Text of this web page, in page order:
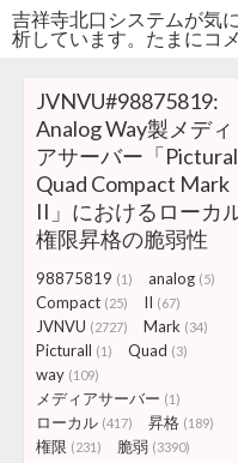
吉祥寺北口システムが気
析しています。たまにコ
JVNVU#98875819:
Analog Way製メディ
アサーバー「
Quad Compact Mark
II」におけるローカ
権限昇格の脆弱性
98875819 (1) analog (5)
Compact (25) II (67)
JVNVU (2727) Mark (34)
Picturall (1) Quad (3)
way (109)
メディアサーバー (1)
ローカル (417) 昇格 (189)
権限 (231) 脆弱 (3390)